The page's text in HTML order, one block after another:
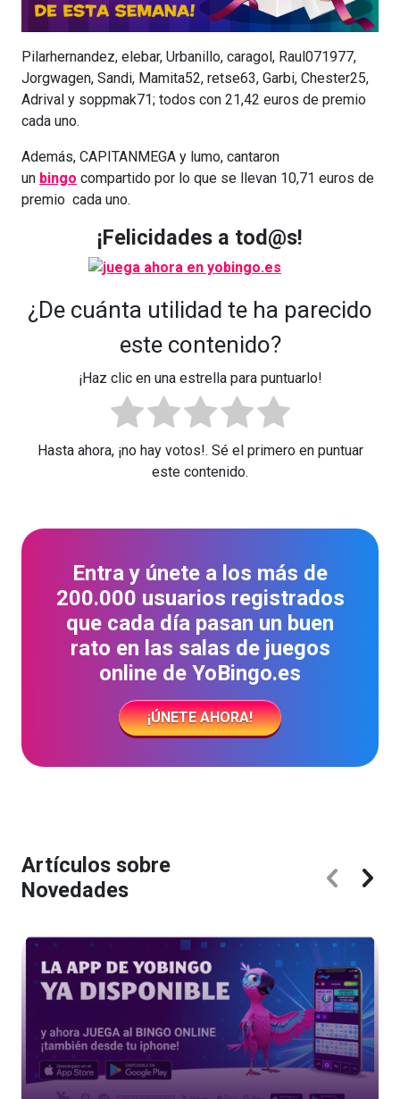
Pilarhernandez, elebar, Urbanillo, caragol, Raul071977,
Jorgwagen, Sandi, Mamita52, retse63, Garbi, Chester25,
Adrival y soppmak71; todos con 21,42 euros de premio
cada uno.
Además, CAPITANMEGA y lumo, cantaron
un bingo compartido por lo que se llevan 10,71 euros de
premio cada uno.
¡Felicidades a tod@s!
¿De cuánta utilidad te ha parecido
este contenido?
¡Haz clic en una estrella para puntuarlo!
Hasta ahora, ¡no hay votos!. Sé el primero en puntuar
este contenido.
Entra y únete a los más de
200.000 usuarios registrados
que cada día pasan un buen
rato en las salas de juegos
online de YoBingo.es
¡ÚNETE AHORA!
Artículos sobre
Novedades